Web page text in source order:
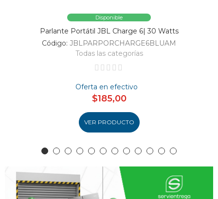
Disponible
Parlante Portátil JBL Charge 6| 30 Watts
Código: JBLPARPORCHARGE6BLUAM
Todas las categorías
Oferta en efectivo
$185,00
VER PRODUCTO